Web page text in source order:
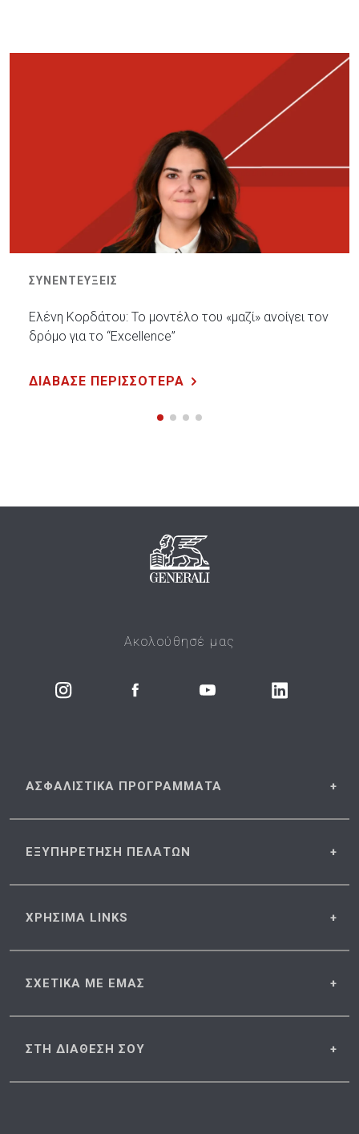
ΣΥΝΕΝΤΕΥΞΕΙΣ
Ελένη Κορδάτου: Το μοντέλο του «μαζί» ανοίγει τον
δρόμο για το “Excellence”
ΔΙΑΒΑΣΕ ΠΕΡΙΣΣΟΤΕΡΑ
Ακολούθησέ μας
ΑΣΦΑΛΙΣΤΙΚΑ ΠΡΟΓΡΑΜΜΑΤΑ
ΕΞΥΠΗΡΕΤΗΣΗ ΠΕΛΑΤΩΝ
ΧΡΗΣΙΜΑ LINKS
ΣΧΕΤΙΚΑ ΜΕ ΕΜΑΣ
ΣΤΗ ΔΙΑΘΕΣΗ ΣΟΥ